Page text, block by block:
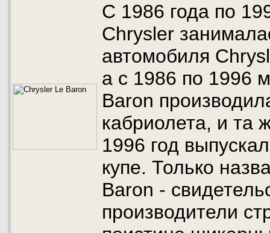
С 1986 года по
Chrysler
автомобиля
а с 1986 по 1996
Baron
кабриолета, и та
1996 год
купе. Только
Baron -
производители